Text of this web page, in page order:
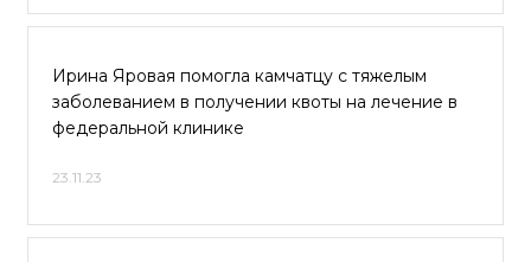
Ирина Яровая помогла камчатцу с тяжелым
заболеванием в получении квоты на лечение в
федеральной клинике
23.11.23